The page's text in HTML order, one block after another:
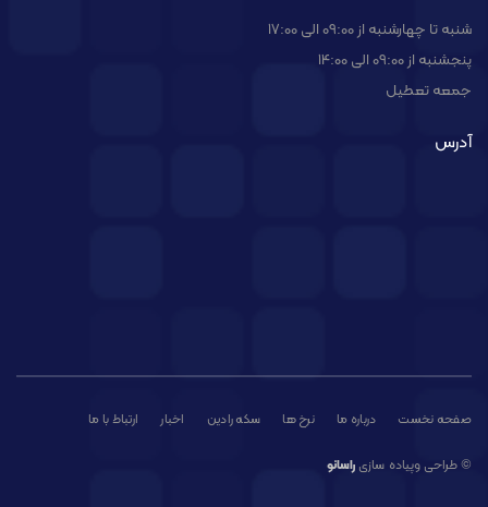
شنبه تا چهارشنبه از 09:00 الی 17:00
پنجشنبه از 09:00 الی 14:00
جمعه تعطیل
آدرس
صفحه نخست درباره ما نرخ ها سکه رادین اخبار ارتباط با ما
© طراحی وپیاده سازی راسانو